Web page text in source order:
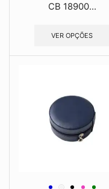
CB 18900...
VER OPÇÕES